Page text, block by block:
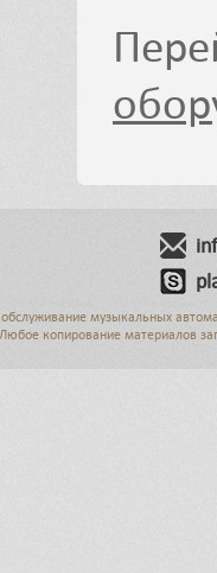
музыкальных
копирование материалов